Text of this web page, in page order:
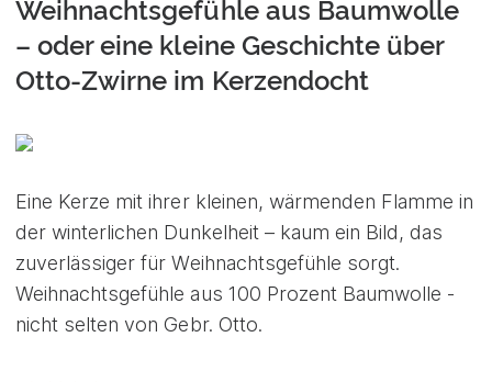
Weihnachtsgefühle aus Baumwolle
– oder eine kleine Geschichte über
Otto-Zwirne im Kerzendocht
Eine Kerze mit ihrer kleinen, wärmenden Flamme in
der winterlichen Dunkelheit – kaum ein Bild, das
zuverlässiger für Weihnachtsgefühle sorgt.
Weihnachtsgefühle aus 100 Prozent Baumwolle -
nicht selten von Gebr. Otto.